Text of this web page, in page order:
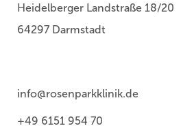
Heidelberger Landstraße 18/20
64297 Darmstadt
info@rosenparkklinik.de
+49 6151 954 70